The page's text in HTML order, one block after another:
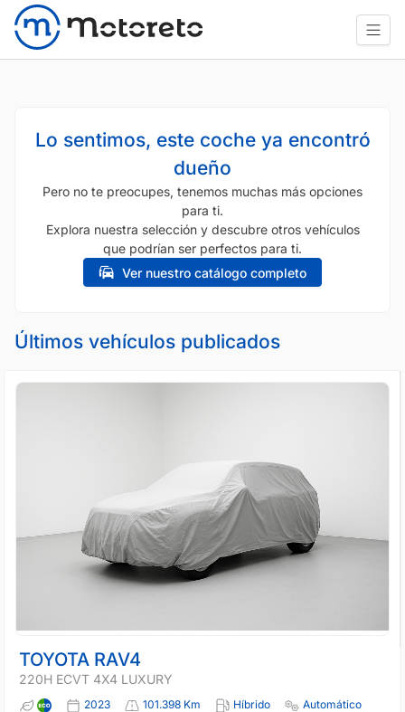
Lo sentimos, este coche ya encontró
dueño
Pero no te preocupes, tenemos muchas más opciones
para ti.
Explora nuestra selección y descubre otros vehículos
que podrían ser perfectos para ti.
Ver nuestro catálogo completo
Últimos vehículos publicados
TOYOTA RAV4
220H ECVT 4X4 LUXURY
2023 101.398 Km Híbrido
Automático